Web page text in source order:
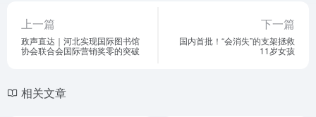
上一篇
政声直达｜河北实现国际图书馆
协会联合会国际营销奖零的突破
下一篇
国内首批！“会消失”的支架拯救
11岁女孩
相关文章